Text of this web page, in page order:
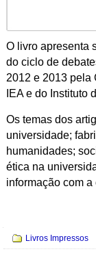
O livro apresenta
do ciclo de
2012 e 2013 pela
IEA e do Instituto
Os temas dos
universidade;
humanidades;
ética na
informação com
Livros Impressos